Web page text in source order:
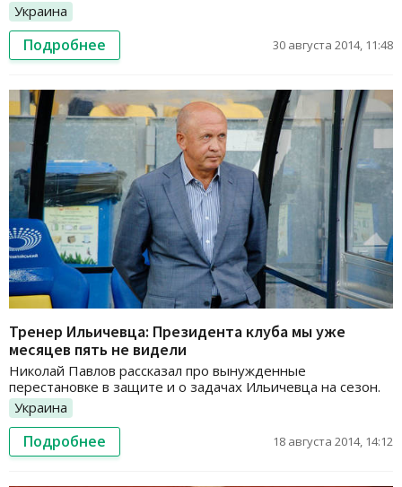
Украина
Подробнее 30 августа 2014, 11:48
Тренер Ильичевца: Президента клуба мы уже
месяцев пять не видели
Николай Павлов рассказал про вынужденные
перестановке в защите и о задачах Ильичевца на сезон.
Украина
Подробнее 18 августа 2014, 14:12